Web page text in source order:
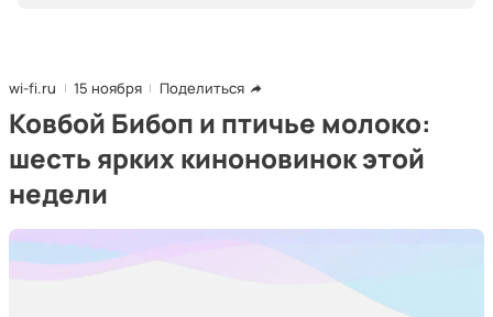
wi-fi.ru 15 ноября Поделиться
Ковбой Бибоп и птичье молоко:
шесть ярких киноновинок этой
недели